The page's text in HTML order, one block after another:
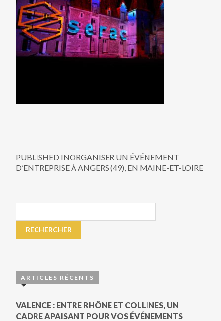
PUBLISHED INORGANISER UN ÉVÉNEMENT
D’ENTREPRISE À ANGERS (49), EN MAINE-ET-LOIRE
ARTICLES RÉCENTS
VALENCE : ENTRE RHÔNE ET COLLINES, UN
CADRE APAISANT POUR VOS ÉVÉNEMENTS